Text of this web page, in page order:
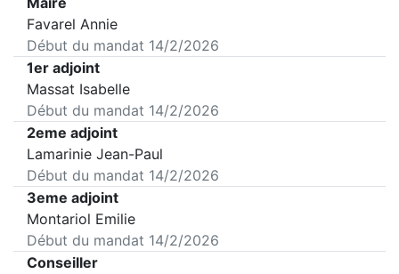
Favarel Annie
Début du mandat 14/2/2026
1er adjoint
Massat Isabelle
Début du mandat 14/2/2026
2eme adjoint
Lamarinie Jean-Paul
Début du mandat 14/2/2026
3eme adjoint
Montariol Emilie
Début du mandat 14/2/2026
Conseiller